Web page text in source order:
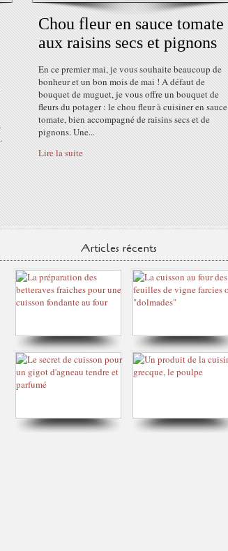
Chou fleur en sauce tomate
aux raisins secs et pignons
En ce premier mai, je vous souhaite beaucoup de
bonheur et un bon mois de mai ! A défaut de
bouquet de muguet, je vous offre un bouquet de
fleurs du potager : le chou fleur à cuisiner en sauce
tomate, bien accompagné de raisins secs et de
pignons. Une...
Lire la suite
Articles récents